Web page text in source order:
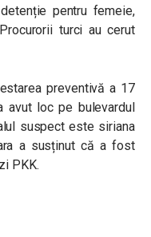
pentru femeie,
turci au cerut
preventivă a 17
avut loc pe bulevardul
suspect este siriana
a susținut că a fost
PKK.